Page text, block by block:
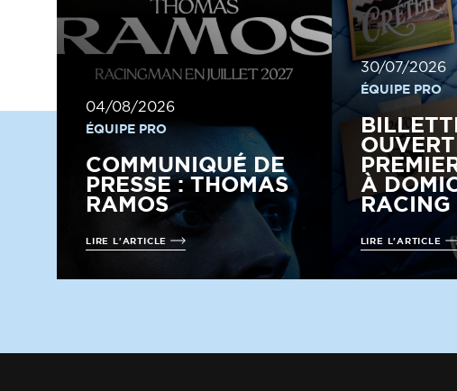
04/08/2026
ÉQUIPE PRO
COMMUNIQUÉ DE
PRESSE : THOMAS
RAMOS
LIRE L'ARTICLE
30/07/2026
ÉQUIPE PRO
À
RACING
LIRE L'ARTICLE